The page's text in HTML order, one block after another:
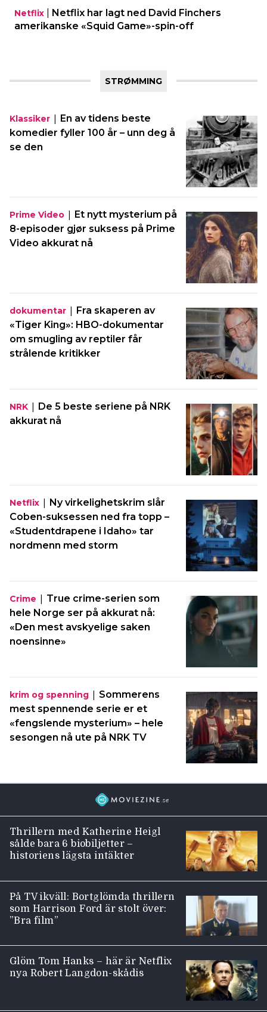
Netflix
Netflix har lagt ned David Finchers
amerikanske «Squid Game»-spin-off
STRØMMING
Klassiker | En av tidens beste
komedier fyller 100 år – unn deg å
se den
Prime Video | Et nytt mysterium på
8-episoder gjør suksess på Prime
Video akkurat nå
dokumentar | Fra skaperen av
«Tiger King»: HBO-dokumentar
om smugling av reptiler får
strålende kritikker
NRK | De 5 beste seriene på NRK
akkurat nå
Netflix | Ny virkelighetskrim slår
Coben-suksessen ned fra topp –
«Studentdrapene i Idaho» tar
nordmenn med storm
Crime | True crime-serien som
hele Norge ser på akkurat nå:
«Den mest avskyelige saken
noensinne»
krim og spenning | Sommerens
mest spennende serie er et
«fengslende mysterium» – hele
sesongen nå ute på NRK TV
Thrillern med Katherine Heigl
sålde bara 6 biobiljetter –
historiens lägsta intäkter
På TV ikväll: Bortglömda thrillern
som Harrison Ford är stolt över:
”Bra film”
Glöm Tom Hanks – här är Netflix
nya Robert Langdon-skådis